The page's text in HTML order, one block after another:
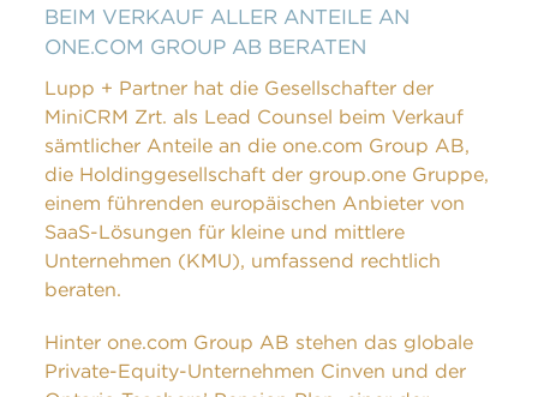
BEIM VERKAUF ALLER ANTEILE AN
ONE.COM GROUP AB BERATEN
Lupp + Partner hat die Gesellschafter der
MiniCRM Zrt. als Lead Counsel beim Verkauf
sämtlicher Anteile an die one.com Group AB,
die Holdinggesellschaft der group.one Gruppe,
einem führenden europäischen Anbieter von
SaaS-Lösungen für kleine und mittlere
Unternehmen (KMU), umfassend rechtlich
beraten.
Hinter one.com Group AB stehen das globale
Private-Equity-Unternehmen Cinven und der
© LUPP + PARTNER 2024
DATENSCHUTZERKLÄRUNG NOTARIAT
PRIVACY
POLICY | DATENSCHUTZERKLÄRUNG